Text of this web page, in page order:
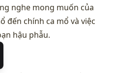
nghe mong muốn của
đến chính ca mổ và việc
hậu phẫu.